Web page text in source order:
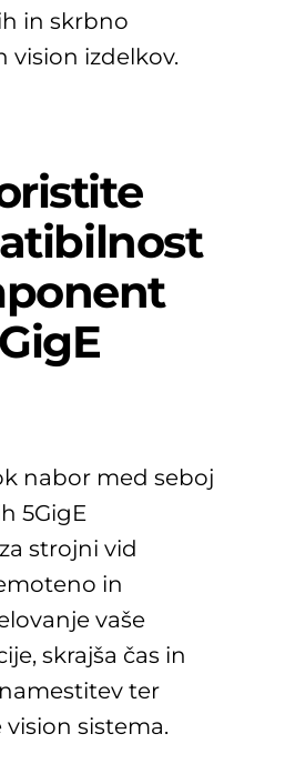
in skrbno
vision izdelkov.
nabor med seboj
5GigE
strojni vid
in
vaše
skrajša čas in
ter
sistema.